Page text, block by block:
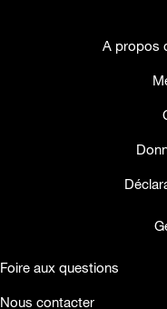
A propos
Foire aux questions
Nous contacter